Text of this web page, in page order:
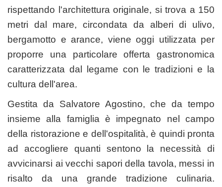
rispettando l'architettura originale, si trova a 150
metri dal mare, circondata da alberi di ulivo,
bergamotto e arance, viene oggi utilizzata per
proporre una particolare offerta gastronomica
caratterizzata dal legame con le tradizioni e la
cultura dell'area.
Gestita da Salvatore Agostino, che da tempo
insieme alla famiglia è impegnato nel campo
della ristorazione e dell'ospitalità, è quindi pronta
ad accogliere quanti sentono la necessità di
avvicinarsi ai vecchi sapori della tavola, messi in
risalto da una grande tradizione culinaria.